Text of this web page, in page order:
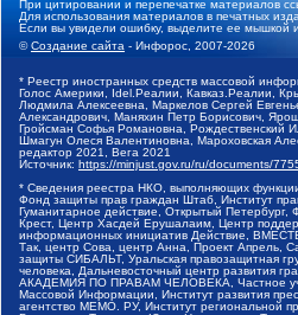
При цитировании и перепечатке материалов
Для использования материалов в печатных
Если вы увидели ошибку, выделите ее мышкой
©Создание сайта - Инфорос, 2007-2026
* Реестр иностранных средств массовой
Голос Америки, Idel.Реалии, Кавказ.Реалии,
Людмила Алексеевна, Маркелов Сергей
Александрович, Маняхин Петр Борисович,
Гройсман Софья Романовна, Рождественский
Шмагун Олеся Валентиновна, Мароховская
редактор 2021, Вега 2021
Источник: https://minjust.gov.ru/ru/documents/
* Сведения реестра НКО, выполняющих
Фонд защиты прав граждан Штаб, Институт
Гуманитарное действие, Открытый
Крест, Центр Хасдей Ерушалаим, Центр
информационных инициатив Действие,
Так, центр Сова, центр Анна, Проект Апрель,
защиты СИБАЛЬТ, Уральская правозащитная
человека, Дальневосточный центр развития
АКАДЕМИЯ ПО ПРАВАМ ЧЕЛОВЕКА, Частное
Массовой Информации, Институт развития
агентство МЕМО. РУ, Институт региональной